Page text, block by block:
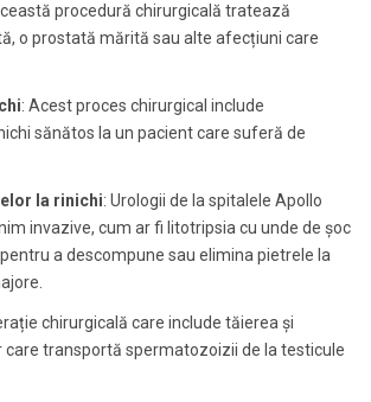
procedură chirurgicală tratează
o prostată mărită sau alte afecțiuni care
: Acest proces chirurgical include
sănătos la un pacient care suferă de
la rinichi: Urologii de la spitalele Apollo
invazive, cum ar fi litotripsia cu unde de șoc
a descompune sau elimina pietrele la
chirurgicală care include tăierea și
care transportă spermatozoizii de la testicule